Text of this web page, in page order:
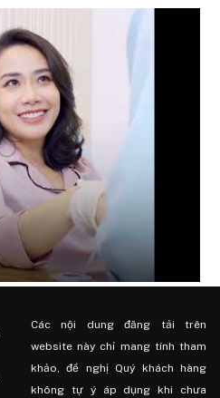
Các nội dung đăng tải trên
website này chỉ mang tính tham
khảo, đề nghị Quý khách hàng
không tự ý áp dụng khi chưa